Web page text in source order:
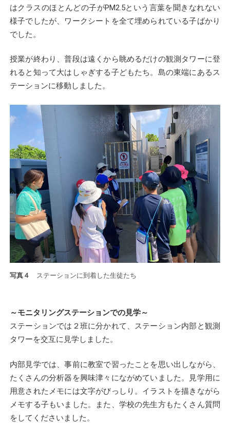
はクラスのほとんどの子がPM2.5という言葉を聞きなれない
様子でしたが、ワークシートを全て埋められている子ばかり
でした。
授業が終わり、普段は遠くから眺めるだけの観測タワーに登
れると知って大はしゃぎする子どもたち。島の東端にあるス
テーションに移動しました。
写真４ ステーションに到着した生徒たち
～モニタリングステーションでの見学～
ステーションでは２班に分かれて、ステーション内部と観測
タワーを交互に見学しました。
内部見学では、事前に教室で習ったことを思い出しながら、
たくさんの分析器を興味津々にながめていました。見学用に
用意されたメモには文字がびっしり。イラストを描きながら
メモする子もいました。また、学校の先生方もたくさん質問
をしてくださいました。